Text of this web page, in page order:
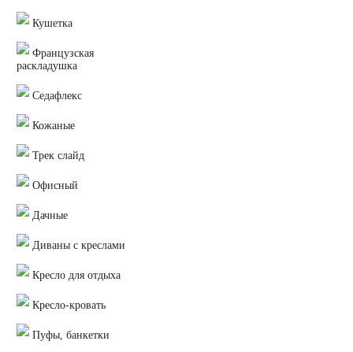
Кушетка
Французская
раскладушка
Седафлекс
Кожаные
Трек слайд
Офисный
Дачные
Диваны с креслами
Кресло для отдыха
Кресло-кровать
Пуфы, банкетки